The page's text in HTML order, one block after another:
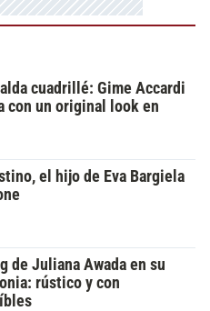
cuadrillé: Gime Accardi
con un original look en
el hijo de Eva Bargiela
de Juliana Awada en su
rústico y con